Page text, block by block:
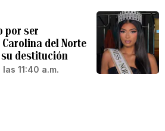
por ser
del Norte
destitución
11:40 a.m.